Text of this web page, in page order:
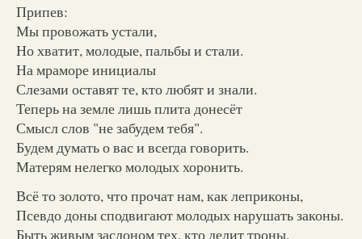
Припев:
Мы провожать устали,
Но хватит, молодые, пальбы и стали.
На мраморе инициалы
Слезами оставят те, кто любят и знали.
Теперь на земле лишь плита донесёт
Смысл слов "не забудем тебя".
Будем думать о вас и всегда говорить.
Матерям нелегко молодых хоронить.
Всё то золото, что прочат нам, как леприконы,
Псевдо доны сподвигают молодых нарушать законы.
Быть живым заслоном тех, кто делит троны.